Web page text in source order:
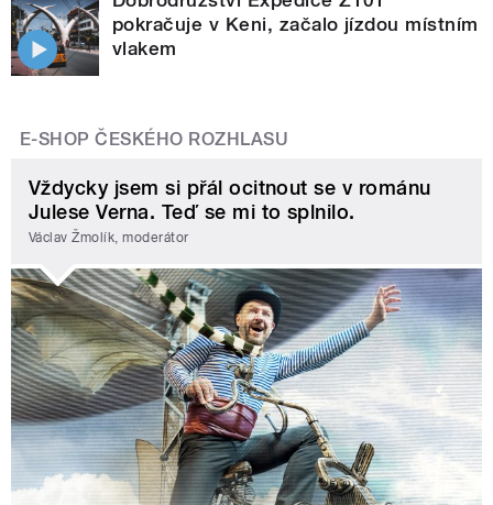
pokračuje v Keni, začalo jízdou místním
vlakem
E-SHOP ČESKÉHO ROZHLASU
Vždycky jsem si přál ocitnout se v románu
Julese Verna. Teď se mi to splnilo.
Václav Žmolík, moderátor